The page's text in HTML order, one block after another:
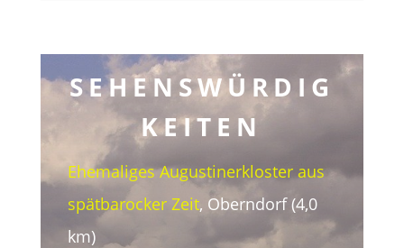
SEHENSWÜRDIG
KEITEN
Ehemaliges Augustinerkloster aus
spätbarocker Zeit, Oberndorf (4,0
km)